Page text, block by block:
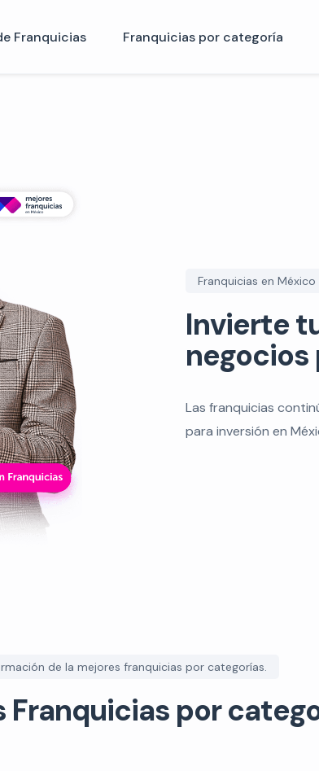
Franquicias Franquicias por categoría
Franquicias en México
Invierte
negocios
Las franquicias
para inversión en
de la mejores franquicias por categorías.
Franquicias por